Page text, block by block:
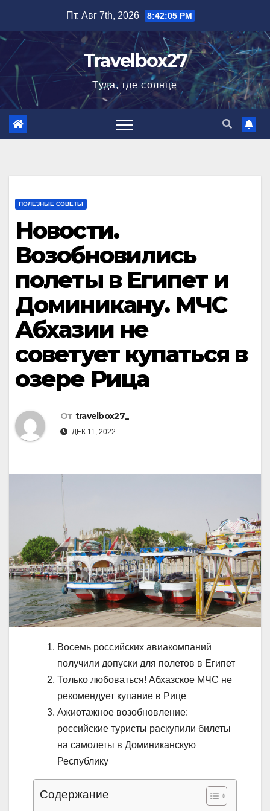
содержимому
Пт. Авг 7th, 2026 8:42:06 PM
Travelbox27
Туда, где солнце
ПОЛЕЗНЫЕ СОВЕТЫ
Новости.
Возобновились
полеты в Египет и
Доминикану. МЧС
Абхазии не
советует купаться в
озере Рица
От travelbox27_
ДЕК 11, 2022
Восемь российских авиакомпаний
получили допуски для полетов в Египет
Только любоваться! Абхазское МЧС не
рекомендует купание в Рице
Ажиотажное возобновление:
российские туристы раскупили билеты
на самолеты в Доминиканскую
Республику
Содержание